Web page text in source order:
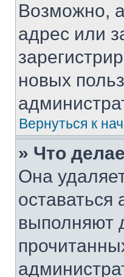
Возможно,
адрес или
новых
Вернуться к
» Что
Она
выполняют